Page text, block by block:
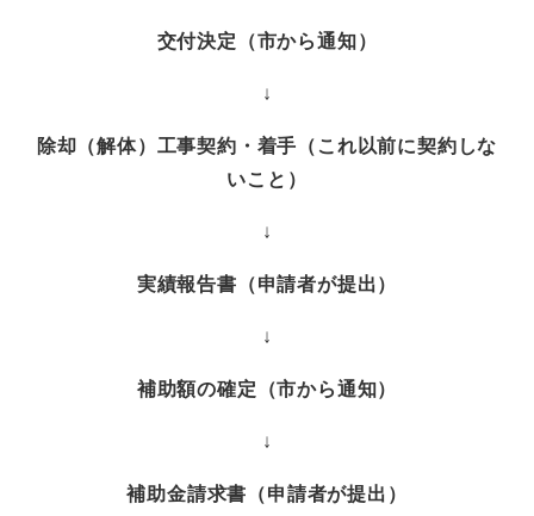
交付決定（市から通知）
↓
除却（解体）工事契約・着手（ これ以前に契約しな
いこと ）
↓
実績報告書（申請者が提出）
↓
補助額の確定（市から通知）
↓
補助金請求書（申請者が提出）